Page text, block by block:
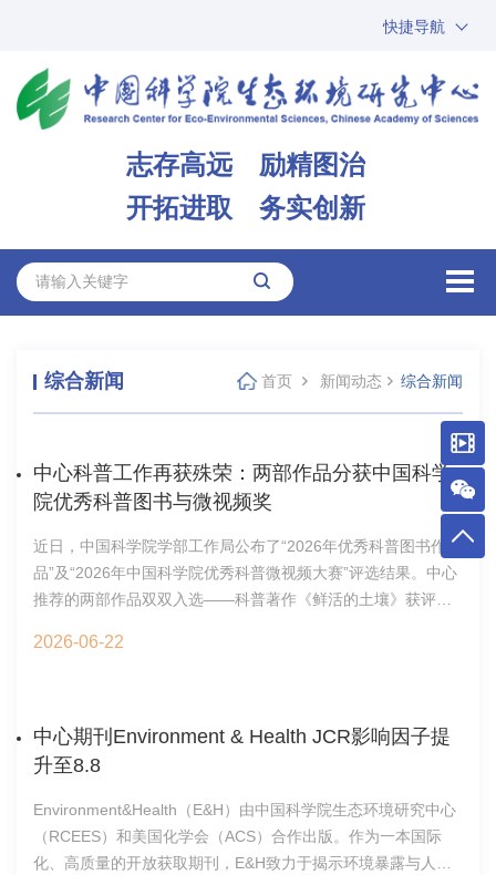
快捷导航
ARP
邮箱
志存高远 励精图治
开拓进取 务实创新
综合新闻 首页 新闻动态 综合新闻
中心科普工作再获殊荣：两部作品分获中国科学
院优秀科普图书与微视频奖
近日，中国科学院学部工作局公布了“2026年优秀科普图书作
品”及“2026年中国科学院优秀科普微视频大赛”评选结果。中心
推荐的两部作品双双入选——科普著作《鲜活的土壤》获评优
频。其中，《鲜活的土壤》还将由中国科学院推荐参评2026年
壤的形成演化、分类体系与生态功能，深入探讨土壤与生态环
境保护、人类健康及可持续发展的内在关联，并生动揭示了土
与可读性，是面向大众传播土壤学知识的重要科普力作。《京
西生态治愈之旅》由中心王辰星副研究员等科研人员制作完
成。该微视频以北京市首都西部生态屏障区山水林田湖草沙一
2026-06-22
中心期刊Environment & Health JCR影响因子提
升至8.8
Environment&Health（E&H）由中国科学院生态环境研究中心
（RCEES）和美国化学会（ACS）合作出版。作为一本国际
化、高质量的开放获取期刊，E&H致力于揭示环境暴露与人类